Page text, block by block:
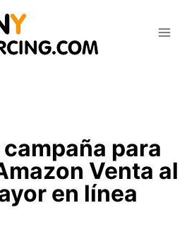
para
Venta al
en línea